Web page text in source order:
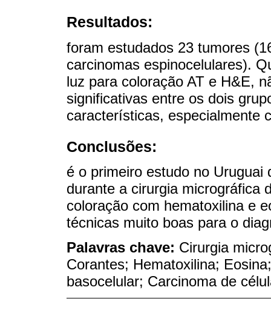
Resultados:
foram estudados 23 tumores
carcinomas espinocelulares).
luz para coloração AT e H&E,
significativas entre os dois
características, especialmente
Conclusões:
é o primeiro estudo no
durante a cirurgia micrográfica
coloração com hematoxilina e
técnicas muito boas para o
Palavras chave: Cirurgia
Corantes; Hematoxilina;
basocelular; Carcinoma de